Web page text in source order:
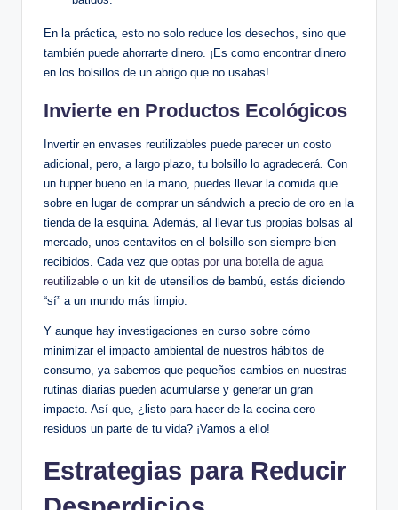
En la práctica, esto no solo reduce los desechos, sino que
también puede ahorrarte dinero. ¡Es como encontrar dinero
en los bolsillos de un abrigo que no usabas!
Invierte en Productos Ecológicos
Invertir en envases reutilizables puede parecer un costo
adicional, pero, a largo plazo, tu bolsillo lo agradecerá. Con
un tupper bueno en la mano, puedes llevar la comida que
sobre en lugar de comprar un sándwich a precio de oro en la
tienda de la esquina. Además, al llevar tus propias bolsas al
mercado, unos centavitos en el bolsillo son siempre bien
recibidos. Cada vez que optas por una botella de agua
reutilizable o un kit de utensilios de bambú, estás diciendo
“sí” a un mundo más limpio.
Y aunque hay investigaciones en curso sobre cómo
minimizar el impacto ambiental de nuestros hábitos de
consumo, ya sabemos que pequeños cambios en nuestras
rutinas diarias pueden acumularse y generar un gran
impacto. Así que, ¿listo para hacer de la cocina cero
residuos un parte de tu vida? ¡Vamos a ello!
Estrategias para Reducir